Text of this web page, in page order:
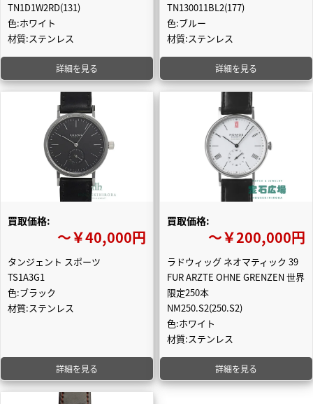
TN1D1W2RD(131)
色:ホワイト
材質:ステンレス
詳細を見る
TN130011BL2(177)
色:ブルー
材質:ステンレス
詳細を見る
買取価格:
〜￥40,000円
タンジェント スポーツ
TS1A3G1
色:ブラック
材質:ステンレス
詳細を見る
買取価格:
〜￥200,000円
ラドウィッグ ネオマティック 39
FUR ARZTE OHNE GRENZEN 世界
限定250本
NM250.S2(250.S2)
色:ホワイト
材質:ステンレス
詳細を見る